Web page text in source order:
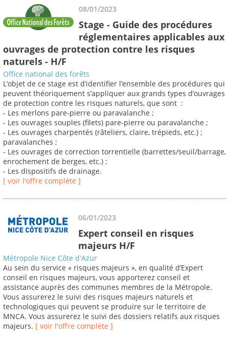
08/01/2023
Stage - Guide des procédures
réglementaires applicables aux
ouvrages de protection contre les risques
naturels - H/F
Office national des forêts
L’objet de ce stage est d’identifier l’ensemble des procédures qui
peuvent théoriquement s’appliquer aux grands types d’ouvrages
de protection contre les risques naturels, que sont :
- Les merlons pare-pierre ou paravalanche ;
- Les ouvrages souples (filets) pare-pierre ou paravalanche ;
- Les ouvrages charpentés (râteliers, claire, trépieds, etc.) ;
paravalanches ;
- Les ouvrages de correction torrentielle (barrettes/seuil/barrage,
enrochement de berges, etc.) ;
- Les dispositifs de drainage.
[ voir l'offre complète ]
06/01/2023
Expert conseil en risques
majeurs H/F
Métropole Nice Côte d'Azur
Au sein du service « risques majeurs », en qualité d’Expert
conseil en risques majeurs, vous apporterez conseil et
assistance auprès des communes membres de la Métropole.
Vous assurerez le suivi des risques majeurs naturels et
technologiques qui peuvent se produire sur le territoire de
MNCA. Vous assurerez le suivi des dossiers relatifs aux risques
majeurs. [ voir l'offre complète ]